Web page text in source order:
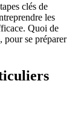
clés de
les
Quoi de
pour se préparer